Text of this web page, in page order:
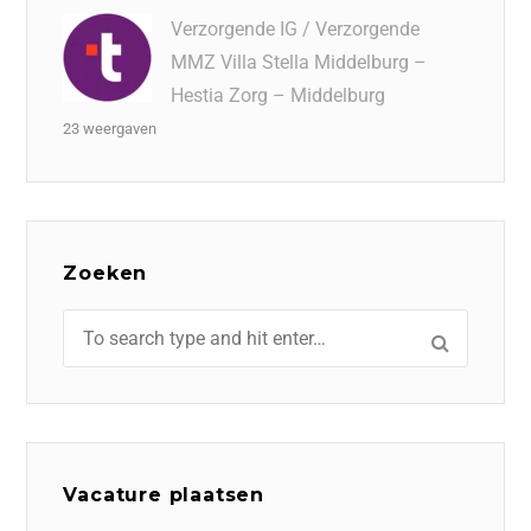
Verzorgende IG / Verzorgende
MMZ Villa Stella Middelburg –
Hestia Zorg – Middelburg
23 weergaven
Zoeken
Vacature plaatsen